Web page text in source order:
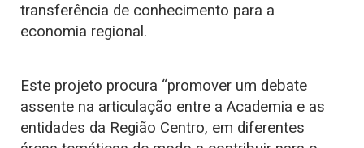
transferência de conhecimento para a
economia regional.
Este projeto procura “promover um debate
assente na articulação entre a Academia e as
entidades da Região Centro, em diferentes